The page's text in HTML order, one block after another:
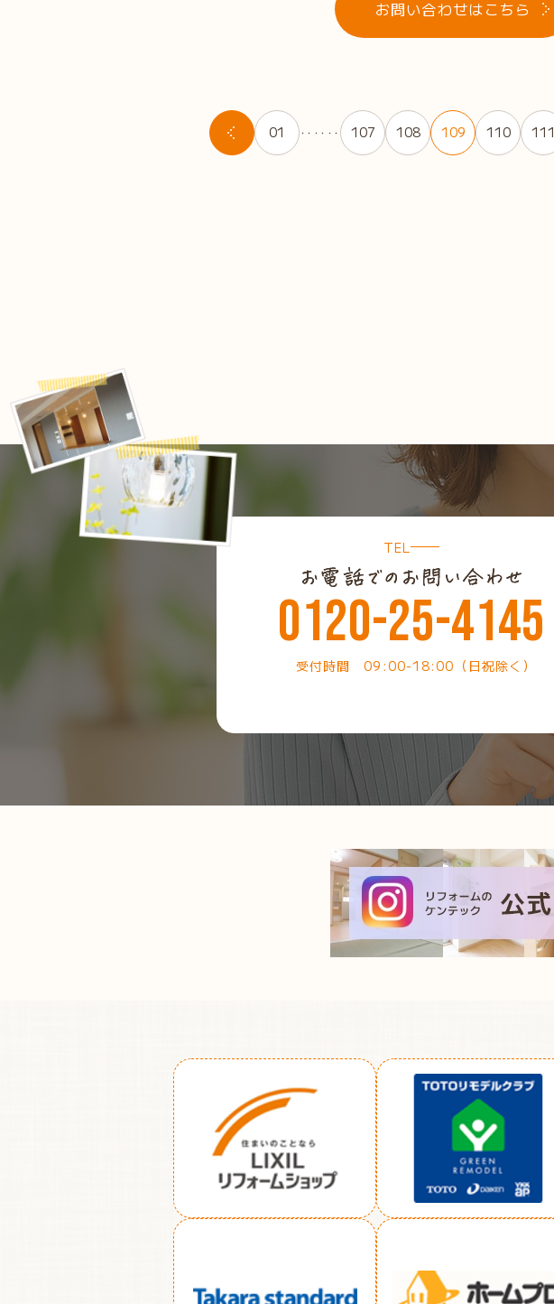
お問い合わせはこちら
01 ・・・・・・ 107 108 109 110 111
TEL
0120-25-4145
受付時間 09:00-18:00（日祝除く）